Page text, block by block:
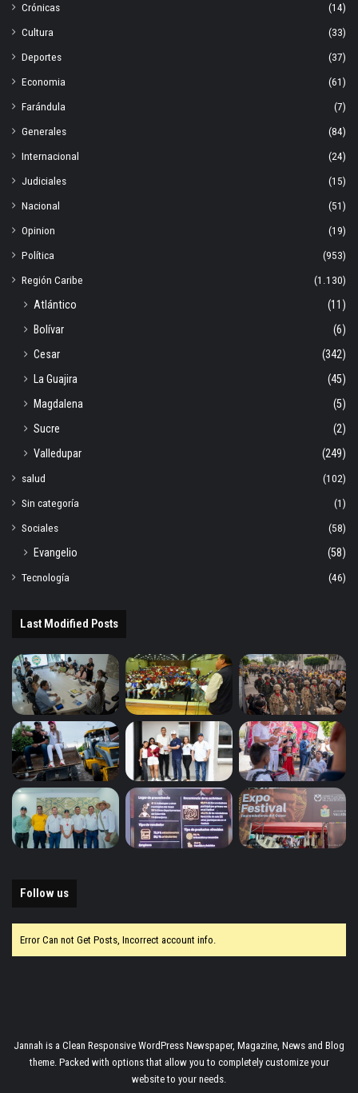
Crónicas
(14)
Cultura
(33)
Deportes
(37)
Economia
(61)
Farándula
(7)
Generales
(84)
Internacional
(24)
Judiciales
(15)
Nacional
(51)
Opinion
(19)
Política
(953)
Región Caribe
(1.130)
Atlántico
(11)
Bolívar
(6)
Cesar
(342)
La Guajira
(45)
Magdalena
(5)
Sucre
(2)
Valledupar
(249)
salud
(102)
Sin categoría
(1)
Sociales
(58)
Evangelio
(58)
Tecnología
(46)
Last Modified Posts
Follow us
Error Can not Get Posts, Incorrect account info.
Jannah is a Clean Responsive WordPress Newspaper, Magazine, News and Blog
theme. Packed with options that allow you to completely customize your
website to your needs.